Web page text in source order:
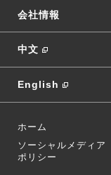
会社情報
中文
English
ホーム
ソーシャルメディア
ポリシー